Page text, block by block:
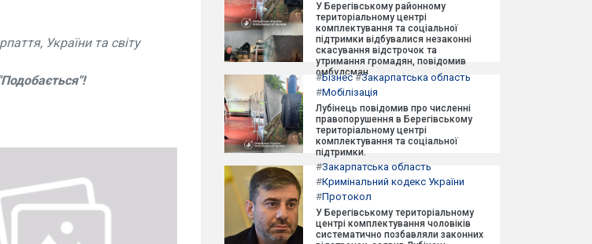
України та світу
У Берегівському районному
територіальному центрі
комплектування та соціальної
підтримки відбувалися незаконні
скасування відстрочок та
утримання громадян, повідомив
омбудсман.
#Бізнес#Закарпатська область
#Мобілізація
Лубінець повідомив про численні
правопорушення в Берегівському
територіальному центрі
комплектування та соціальної
підтримки.
#Закарпатська область
#Кримінальний кодекс України
#Протокол
У Берегівському територіальному
центрі комплектування чоловіків
систематично позбавляли законних